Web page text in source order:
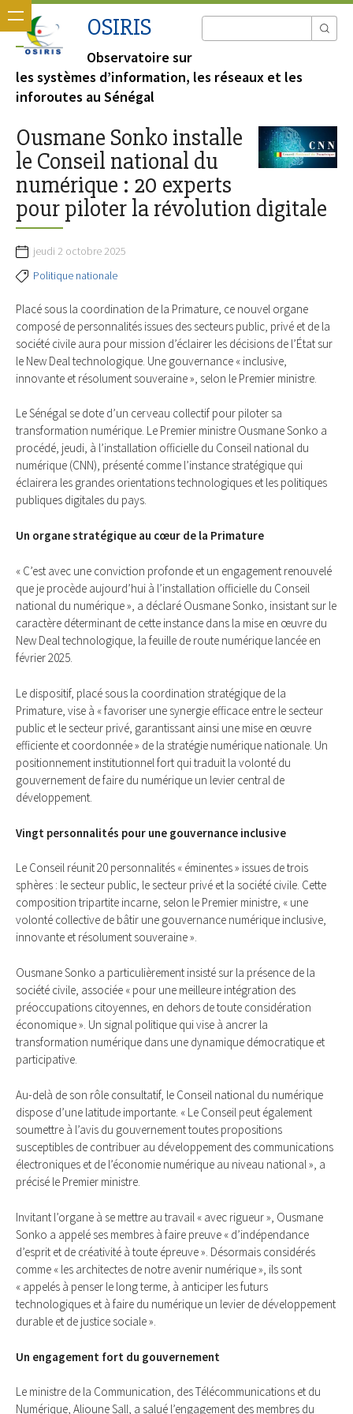
OSIRIS
Observatoire sur
les systèmes d’information, les réseaux et les
inforoutes au Sénégal
Ousmane Sonko installe
le Conseil national du
numérique : 20 experts
pour piloter la révolution digitale
jeudi 2 octobre 2025
Politique nationale
Placé sous la coordination de la Primature, ce nouvel organe
composé de personnalités issues des secteurs public, privé et de la
société civile aura pour mission d’éclairer les décisions de l’État sur
le New Deal technologique. Une gouvernance « inclusive,
innovante et résolument souveraine », selon le Premier ministre.
Le Sénégal se dote d’un cerveau collectif pour piloter sa
transformation numérique. Le Premier ministre Ousmane Sonko a
procédé, jeudi, à l’installation officielle du Conseil national du
numérique (CNN), présenté comme l’instance stratégique qui
éclairera les grandes orientations technologiques et les politiques
publiques digitales du pays.
Un organe stratégique au cœur de la Primature
« C’est avec une conviction profonde et un engagement renouvelé
que je procède aujourd’hui à l’installation officielle du Conseil
national du numérique », a déclaré Ousmane Sonko, insistant sur le
caractère déterminant de cette instance dans la mise en œuvre du
New Deal technologique, la feuille de route numérique lancée en
février 2025.
Le dispositif, placé sous la coordination stratégique de la
Primature, vise à « favoriser une synergie efficace entre le secteur
public et le secteur privé, garantissant ainsi une mise en œuvre
efficiente et coordonnée » de la stratégie numérique nationale. Un
positionnement institutionnel fort qui traduit la volonté du
gouvernement de faire du numérique un levier central de
développement.
Vingt personnalités pour une gouvernance inclusive
Le Conseil réunit 20 personnalités « éminentes » issues de trois
sphères : le secteur public, le secteur privé et la société civile. Cette
composition tripartite incarne, selon le Premier ministre, « une
volonté collective de bâtir une gouvernance numérique inclusive,
innovante et résolument souveraine ».
Ousmane Sonko a particulièrement insisté sur la présence de la
société civile, associée « pour une meilleure intégration des
préoccupations citoyennes, en dehors de toute considération
économique ». Un signal politique qui vise à ancrer la
transformation numérique dans une dynamique démocratique et
participative.
Au-delà de son rôle consultatif, le Conseil national du numérique
dispose d’une latitude importante. « Le Conseil peut également
soumettre à l’avis du gouvernement toutes propositions
susceptibles de contribuer au développement des communications
électroniques et de l’économie numérique au niveau national », a
précisé le Premier ministre.
Invitant l’organe à se mettre au travail « avec rigueur », Ousmane
Sonko a appelé ses membres à faire preuve « d’indépendance
d’esprit et de créativité à toute épreuve ». Désormais considérés
comme « les architectes de notre avenir numérique », ils sont
« appelés à penser le long terme, à anticiper les futurs
technologiques et à faire du numérique un levier de développement
durable et de justice sociale ».
Un engagement fort du gouvernement
Le ministre de la Communication, des Télécommunications et du
Numérique, Alioune Sall, a salué l’engagement des membres du